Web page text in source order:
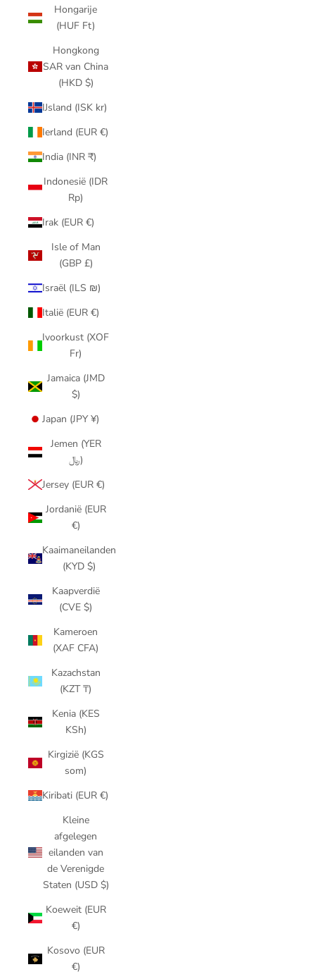
Hongarije
(HUF Ft)
Hongkong
SAR van China
(HKD $)
IJsland (ISK kr)
Ierland (EUR €)
India (INR ₹)
Indonesië (IDR
Rp)
Irak (EUR €)
Isle of Man
(GBP £)
Israël (ILS ₪)
Italië (EUR €)
Ivoorkust (XOF
Fr)
Jamaica (JMD
$)
Japan (JPY ¥)
Jemen (YER
﷼)
Jersey (EUR €)
Jordanië (EUR
€)
Kaaimaneilanden
(KYD $)
Kaapverdië
(CVE $)
Kameroen
(XAF CFA)
Kazachstan
(KZT ₸)
Kenia (KES
KSh)
Kirgizië (KGS
som)
Kiribati (EUR €)
Kleine
afgelegen
eilanden van
de Verenigde
Staten (USD $)
Koeweit (EUR
€)
Kosovo (EUR
€)